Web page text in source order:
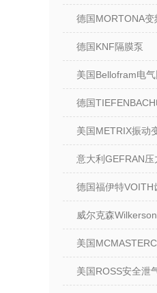
德国MORTONA变
德国KNF隔膜泵
美国Bellofram电
德国
美国METRIX振动
意大利GEFRAN压
德国福伊特VOITH
威尔克森
美国
美国ROSS安全泄